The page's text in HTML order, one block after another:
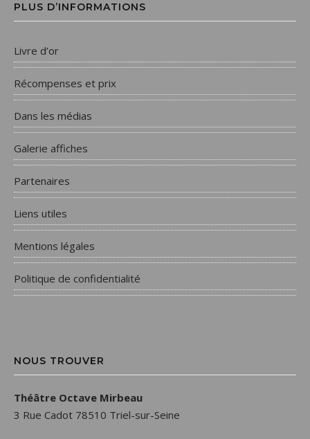
PLUS D’INFORMATIONS
Livre d’or
Récompenses et prix
Dans les médias
Galerie affiches
Partenaires
Liens utiles
Mentions légales
Politique de confidentialité
NOUS TROUVER
Théâtre Octave Mirbeau
3 Rue Cadot 78510 Triel-sur-Seine